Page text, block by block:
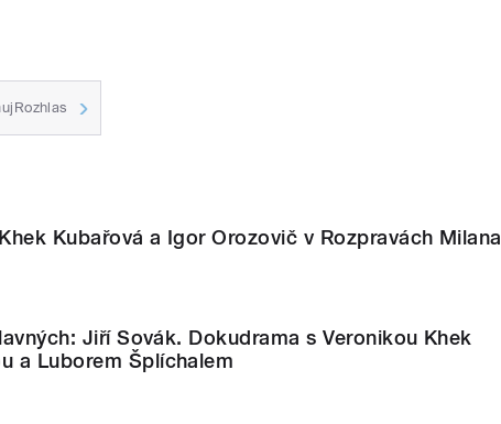
Kubařová a Igor Orozovič v Rozpravách Milana
Jiří Sovák. Dokudrama s Veronikou Khek
a Luborem Šplíchalem